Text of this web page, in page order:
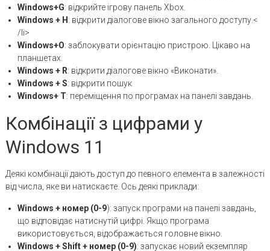
Windows+G: відкрийте ігрову панель Xbox.
Windows + H : відкрити діалогове вікно загального доступу.<
/li>
Windows+O: заблокувати орієнтацію пристрою. Цікаво на
планшетах.
Windows + R: відкрити діалогове вікно «Виконати».
Windows + S: відкрити пошук
Windows+ T: переміщення по програмах на панелі завдань.
Комбінації з цифрами у
Windows 11
Деякі комбінації дають доступ до певного елемента в залежності
від числа, яке ви натискаєте. Ось деякі приклади:
Windows + номер (0-9): запуск програми на панелі завдань,
що відповідає натиснутій цифрі. Якщо програма
використовується, відображається головне вікно.
Windows + Shift + номер (0-9): запускає новий екземпляр